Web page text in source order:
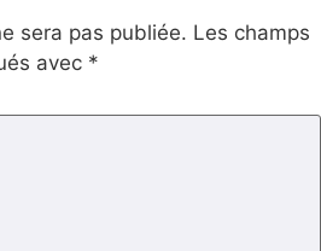
sera pas publiée. Les champs
avec *